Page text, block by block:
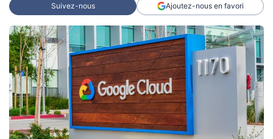
Suivez-nous Ajoutez-nous en favori